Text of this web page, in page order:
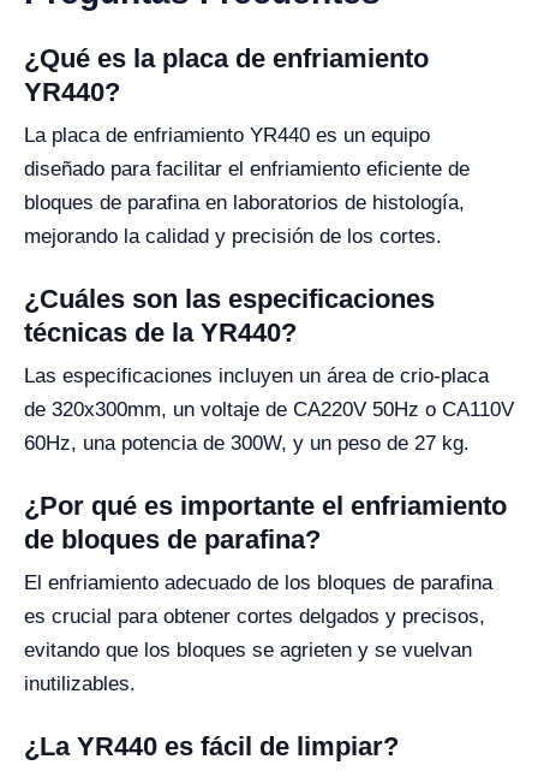
¿Qué es la placa de enfriamiento
YR440?
La placa de enfriamiento YR440 es un equipo
diseñado para facilitar el enfriamiento eficiente de
bloques de parafina en laboratorios de histología,
mejorando la calidad y precisión de los cortes.
¿Cuáles son las especificaciones
técnicas de la YR440?
Las especificaciones incluyen un área de crio-placa
de 320x300mm, un voltaje de CA220V 50Hz o CA110V
60Hz, una potencia de 300W, y un peso de 27 kg.
¿Por qué es importante el enfriamiento
de bloques de parafina?
El enfriamiento adecuado de los bloques de parafina
es crucial para obtener cortes delgados y precisos,
evitando que los bloques se agrieten y se vuelvan
inutilizables.
¿La YR440 es fácil de limpiar?